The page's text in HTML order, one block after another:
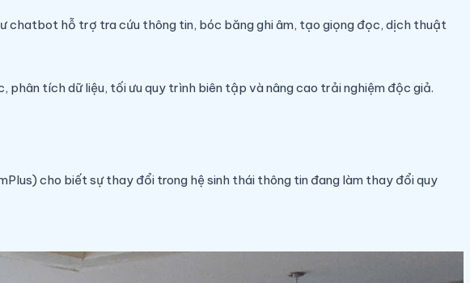
chatbot hỗ trợ tra cứu thông tin, bóc băng ghi âm, tạo giọng đọc, dịch thuật
phân tích dữ liệu, tối ưu quy trình biên tập và nâng cao trải nghiệm độc giả.
cho biết sự thay đổi trong hệ sinh thái thông tin đang làm thay đổi quy